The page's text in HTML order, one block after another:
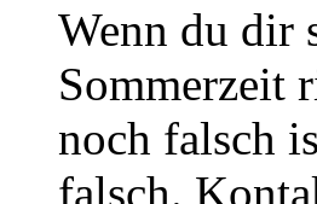
Wenn du dir
Sommerzeit
noch falsch
falsch.